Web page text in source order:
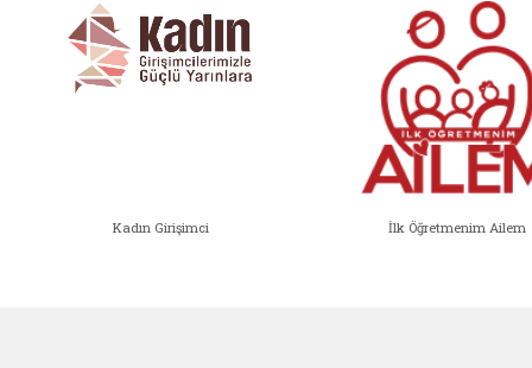
Kadın Girişimci İlk Öğretmenim Ailem